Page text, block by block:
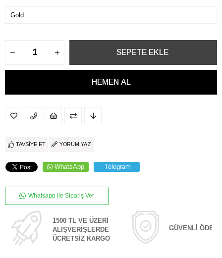
TAVSIYE ET YORUM YAZ
WhatsApp Telegram
Whatsapp ile Sipariş Ver
1500 TL VE ÜZERİ
ALIŞVERİŞLERDE
ÜCRETSİZ KARGO
GÜVENLİ